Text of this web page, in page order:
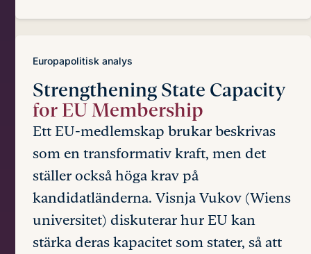
Europapolitisk analys
Strengthening State Capacity
for EU Membership
Ett EU-medlemskap brukar beskrivas
som en transformativ kraft, men det
ställer också höga krav på
kandidatländerna. Visnja Vukov (Wiens
universitet) diskuterar hur EU kan
stärka deras kapacitet som stater, så att